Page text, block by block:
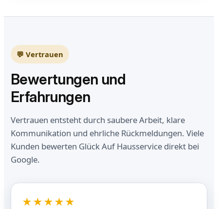
💬 Vertrauen
Bewertungen und
Erfahrungen
Vertrauen entsteht durch saubere Arbeit, klare
Kommunikation und ehrliche Rückmeldungen. Viele
Kunden bewerten Glück Auf Hausservice direkt bei
Google.
★★★★★